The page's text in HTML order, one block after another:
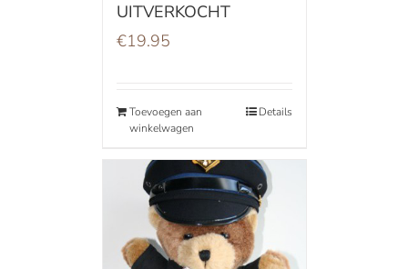
UITVERKOCHT
€19.95
Toevoegen aan
winkelwagen
Details